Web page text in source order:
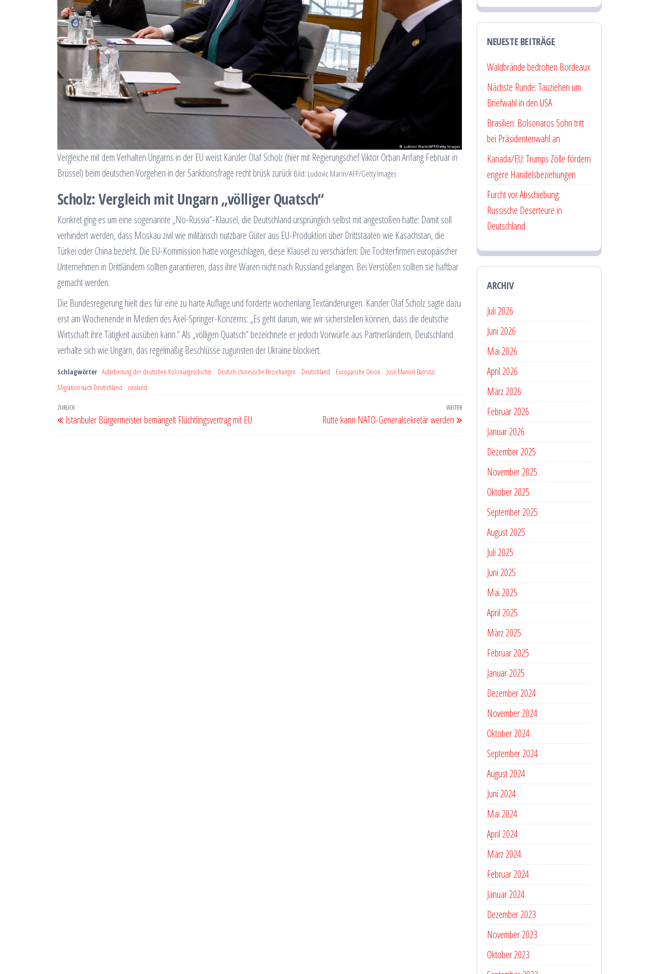
Vergleiche mit dem Verhalten Ungarns in der EU weist Kanzler Olaf Scholz (hier mit Regierungschef Viktor Orban Anfang Februar in
Brüssel) beim deutschen Vorgehen in der Sanktionsfrage recht brüsk zurück Bild: Ludovic Marin/AFP/Getty Images
Scholz: Vergleich mit Ungarn „völliger Quatsch“
Konkret ging es um eine sogenannte „No-Russia“-Klausel, die Deutschland ursprünglich selbst mit angestoßen hatte: Damit soll
verhindert werden, dass Moskau zivil wie militärisch nutzbare Güter aus EU-Produktion über Drittstaaten wie Kasachstan, die
Türkei oder China bezieht. Die EU-Kommission hatte vorgeschlagen, diese Klausel zu verschärfen: Die Tochterfirmen europäischer
Unternehmen in Drittländern sollten garantieren, dass ihre Waren nicht nach Russland gelangen. Bei Verstößen sollten sie haftbar
gemacht werden.
Die Bundesregierung hielt dies für eine zu harte Auflage und forderte wochenlang Textänderungen. Kanzler Olaf Scholz sagte dazu
erst am Wochenende in Medien des Axel-Springer-Konzerns: „Es geht darum, wie wir sicherstellen können, dass die deutsche
Wirtschaft ihre Tätigkeit ausüben kann.“ Als „völligen Quatsch“ bezeichnete er jedoch Vorwürfe aus Partnerländern, Deutschland
verhalte sich wie Ungarn, das regelmäßig Beschlüsse zugunsten der Ukraine blockiert.
Schlagwörter Aufarbeitung der deutschen Kolonialgeschichte Deutsch-chinesische Beziehungen Deutschland Europäische Union
José Manuel Barroso
Migration nach Deutschland
russland
Beitragsnavigation
Vorheriger
Beitrag
ZURÜCK
Istanbuler Bürgermeister bemängelt Flüchtlingsvertrag mit EU
Nächster
Beitrag
WEITER
Rutte kann NATO-Generalsekretär werden
NEUESTE BEITRÄGE
Waldbrände bedrohen Bordeaux
Nächste Runde: Tauziehen um
Briefwahl in den USA
Brasilien: Bolsonaros Sohn tritt
bei Präsidentenwahl an
Kanada/EU: Trumps Zölle fördern
engere Handelsbeziehungen
Furcht vor Abschiebung:
Russische Deserteure in
Deutschland
ARCHIV
Juli 2026
Juni 2026
Mai 2026
April 2026
März 2026
Februar 2026
Januar 2026
Dezember 2025
November 2025
Oktober 2025
September 2025
August 2025
Juli 2025
Juni 2025
Mai 2025
April 2025
März 2025
Februar 2025
Januar 2025
Dezember 2024
November 2024
Oktober 2024
September 2024
August 2024
Juni 2024
Mai 2024
April 2024
März 2024
Februar 2024
Januar 2024
Dezember 2023
November 2023
Oktober 2023